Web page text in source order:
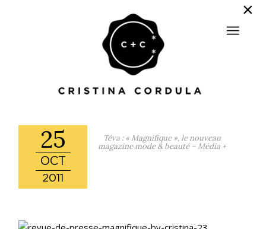
25
OCT
2011
Téva : « Magnifique », le nouveau
magazine mode & beauté – Média +